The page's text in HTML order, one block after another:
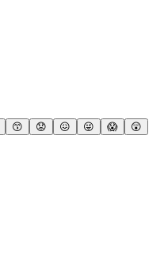
😙 😟 😖 😜 😱
😲